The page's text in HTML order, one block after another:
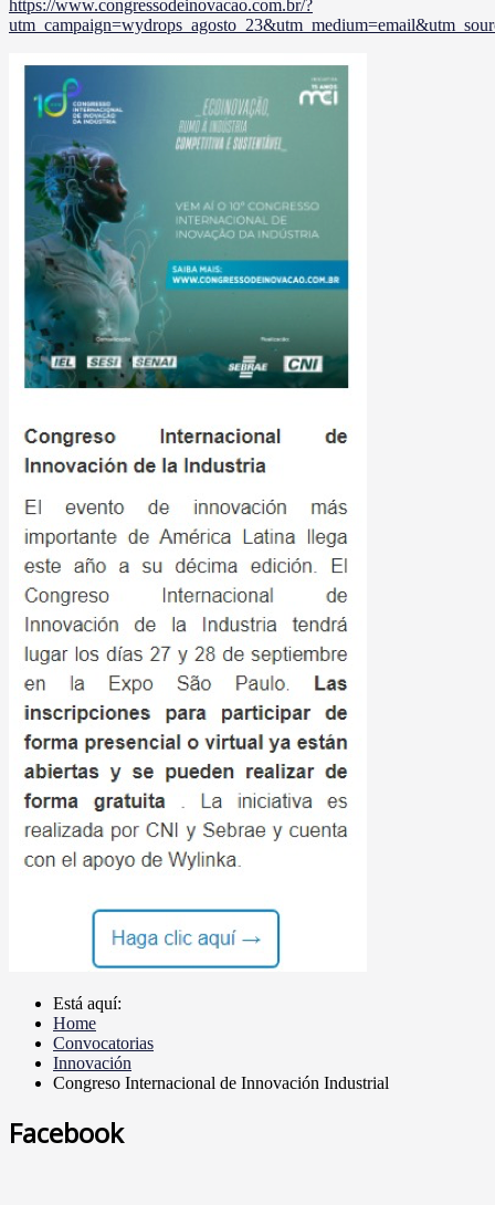
https://www.congressodeinovacao.com.br/?
Está aquí:
Home
Convocatorias
Innovación
Congreso Internacional de Innovación Industrial
Facebook